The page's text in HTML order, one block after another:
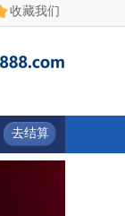
收藏我们
去结算